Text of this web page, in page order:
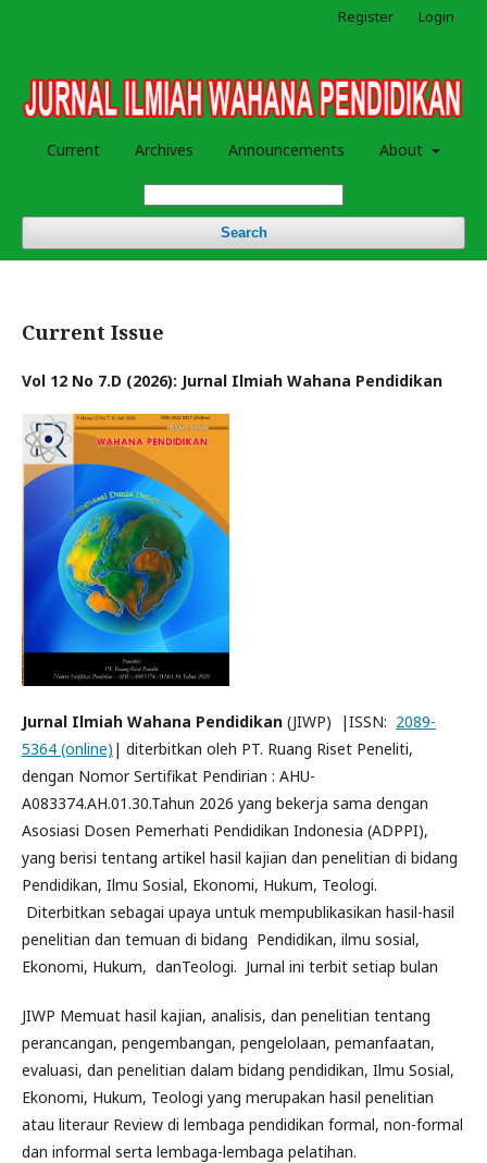
Current Archives Announcements About
Search
Register Login
Current Issue
Vol 12 No 7.D (2026): Jurnal Ilmiah Wahana Pendidikan
Jurnal Ilmiah Wahana Pendidikan (JIWP) |ISSN: 2089-
5364 (online) | diterbitkan oleh PT. Ruang Riset Peneliti,
dengan Nomor Sertifikat Pendirian : AHU-
A083374.AH.01.30.Tahun 2026 yang bekerja sama dengan
Asosiasi Dosen Pemerhati Pendidikan Indonesia (ADPPI),
yang berisi tentang artikel hasil kajian dan penelitian di bidang
Pendidikan, Ilmu Sosial, Ekonomi, Hukum, Teologi.
Diterbitkan sebagai upaya untuk mempublikasikan hasil-hasil
penelitian dan temuan di bidang Pendidikan, ilmu sosial,
Ekonomi, Hukum, danTeologi. Jurnal ini terbit setiap bulan
JIWP Memuat hasil kajian, analisis, dan penelitian tentang
perancangan, pengembangan, pengelolaan, pemanfaatan,
evaluasi, dan penelitian dalam bidang pendidikan, Ilmu Sosial,
Ekonomi, Hukum, Teologi yang merupakan hasil penelitian
atau literaur Review di lembaga pendidikan formal, non-formal
dan informal serta lembaga-lembaga pelatihan.